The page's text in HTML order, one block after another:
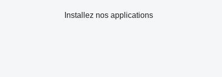
Installez nos applications